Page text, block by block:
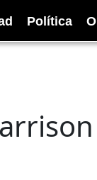
Política